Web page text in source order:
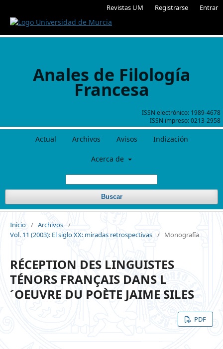
Revistas UM Registrarse Entrar
ISSN electrónico: 1989-4678
ISSN impreso:0213-2958
Anales de Filología
Francesa
Actual Archivos Avisos Indización
Acerca de
Buscar
Inicio / Archivos /
Vol. 11 (2003): El siglo XX: miradas retrospectivas / Monografía
RÉCEPTION DES LINGUISTES
TÉNORS FRANÇAIS DANS L
´OEUVRE DU POÈTE JAIME SILES
PDF